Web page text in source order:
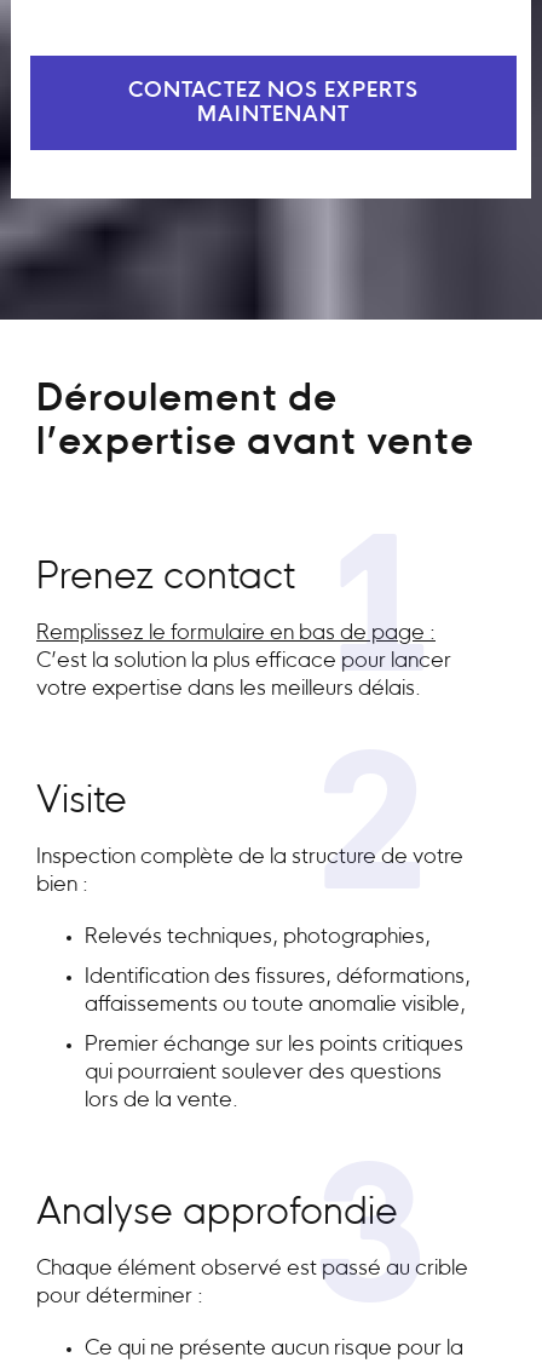
CONTACTEZ NOS EXPERTS
MAINTENANT
Déroulement de
l’expertise avant vente
1
Prenez contact
Remplissez le formulaire en bas de page :
C’est la solution la plus efficace pour lancer
votre expertise dans les meilleurs délais.
2
Visite
Inspection complète de la structure de votre
bien :
Relevés techniques, photographies,
Identification des fissures, déformations,
affaissements ou toute anomalie visible,
Premier échange sur les points critiques
qui pourraient soulever des questions
lors de la vente.
3
Analyse approfondie
Chaque élément observé est passé au crible
pour déterminer :
Ce qui ne présente aucun risque pour la